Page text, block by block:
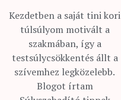
Kezdetben a saját tini kori
túlsúlyom motivált a
szakmában, így a
testsúlycsökkentés állt a
szívemhez legközelebb.
Blogot írtam